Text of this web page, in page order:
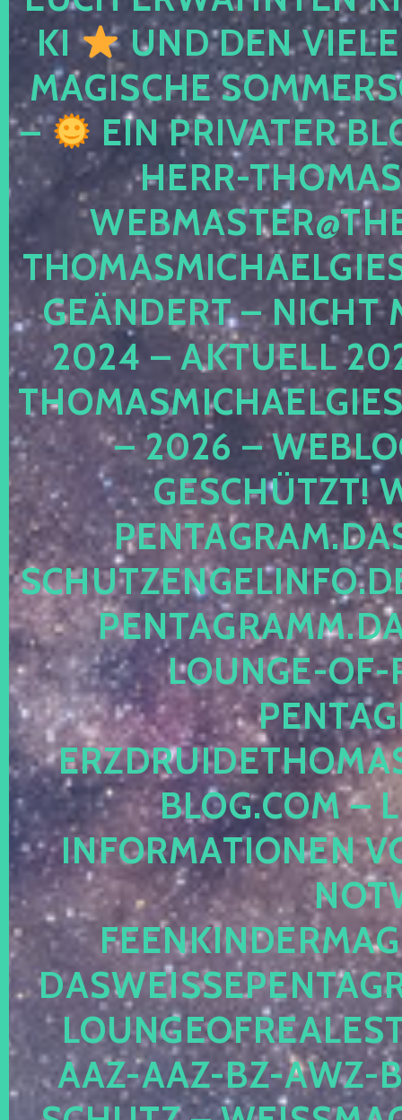
KI
UND DEN
MAGISCHE
–
EIN PRIVATER
HERR-
GEÄNDERT – NICHT
2024 – AKTUELL
– 2026 –
ESCHÜTZT!
OUNGE-OF-
LOG.COM –
NFORMATIONEN
AZ-AAZ-BZ-AWZ-